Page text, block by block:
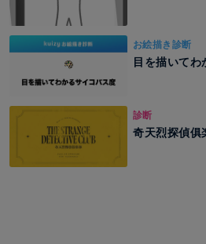
お絵描き診断
目を描いて
診断
奇天烈探偵俱